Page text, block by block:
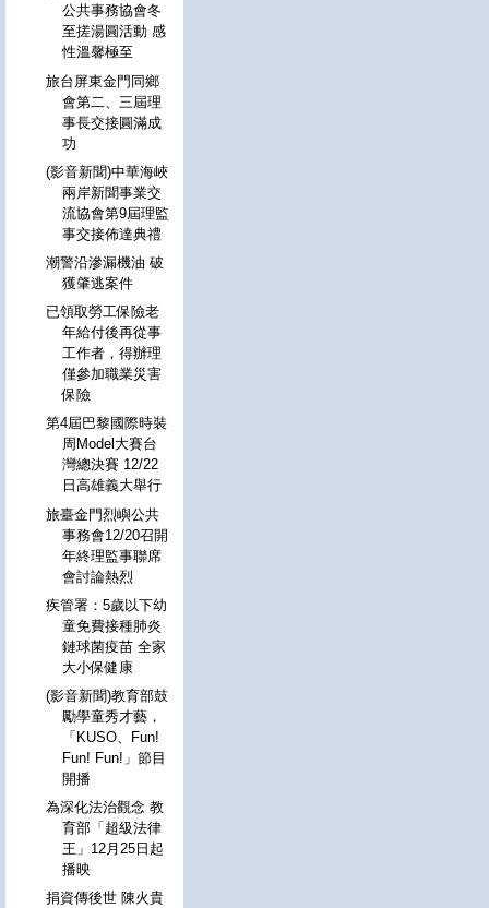
公共事務協會冬
至搓湯圓活動 感
性溫馨極至
旅台屏東金門同鄉
會第二、三屆理
事長交接圓滿成
功
(影音新聞)中華海峽
兩岸新聞事業交
流協會第9屆理監
事交接佈達典禮
潮警沿滲漏機油 破
獲肇逃案件
已領取勞工保險老
年給付後再從事
工作者，得辦理
僅參加職業災害
保險
第4屆巴黎國際時裝
周Model大賽台
灣總決賽 12/22
日高雄義大舉行
旅臺金門烈嶼公共
事務會12/20召開
年終理監事聯席
會討論熱烈
疾管署：5歲以下幼
童免費接種肺炎
鏈球菌疫苗 全家
大小保健康
(影音新聞)教育部鼓
勵學童秀才藝，
「KUSO、Fun!
Fun! Fun!」節目
開播
為深化法治觀念 教
育部「超級法律
王」12月25日起
播映
捐資傳後世 陳火貴